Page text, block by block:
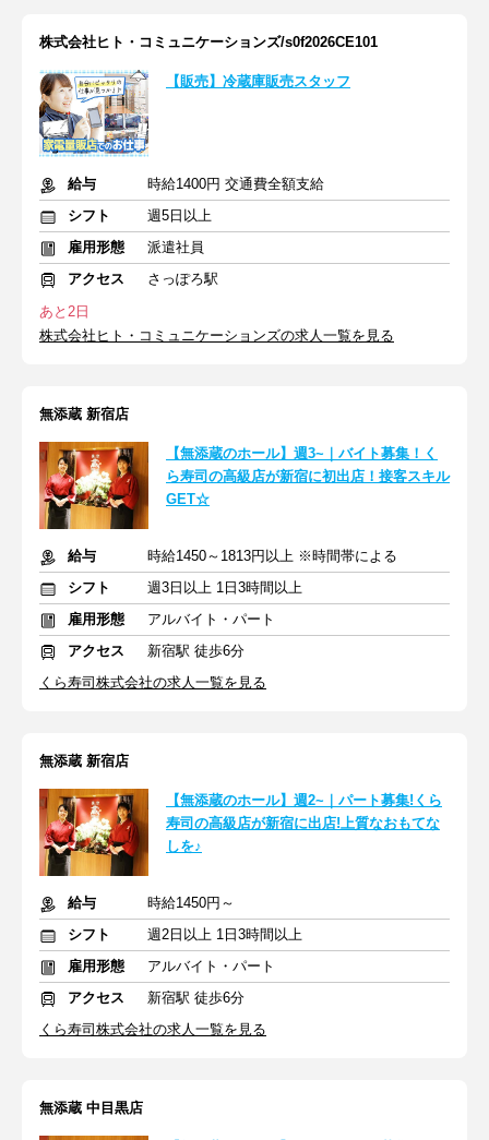
株式会社ヒト・コミュニケーションズ/s0f2026CE101
【販売】冷蔵庫販売スタッフ
給与
時給1400円 交通費全額支給
シフト
週5日以上
雇用形態
派遣社員
アクセス
さっぽろ駅
あと2日
株式会社ヒト・コミュニケーションズの求人一覧を見る
無添蔵 新宿店
【無添蔵のホール】週3~｜バイト募集！く
ら寿司の高級店が新宿に初出店！接客スキル
GET☆
給与
時給1450～1813円以上 ※時間帯による
シフト
週3日以上 1日3時間以上
雇用形態
アルバイト・パート
アクセス
新宿駅 徒歩6分
くら寿司株式会社の求人一覧を見る
無添蔵 新宿店
【無添蔵のホール】週2~｜パート募集!くら
寿司の高級店が新宿に出店!上質なおもてな
しを♪
給与
時給1450円～
シフト
週2日以上 1日3時間以上
雇用形態
アルバイト・パート
アクセス
新宿駅 徒歩6分
くら寿司株式会社の求人一覧を見る
無添蔵 中目黒店